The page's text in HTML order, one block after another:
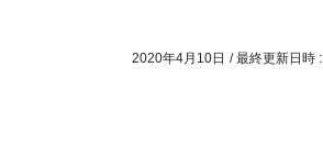
2020年4月10日 / 最終更新日時 :